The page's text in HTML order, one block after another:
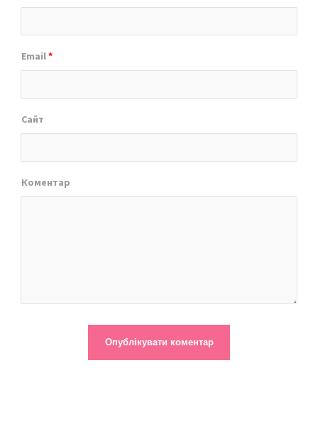
Email*
Сайт
Коментар